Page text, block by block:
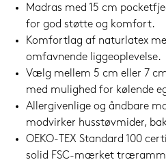
Madras med 15 cm
for god støtte og komfort.
Komfortlag af naturlatex
omfavnende liggeoplevelse.
Vælg mellem 5 cm eller 7
med mulighed for kølende
Allergivenlige og åndbare
modvirker husstøvmider,
OEKO-TEX Standard 100
solid FSC-mærket